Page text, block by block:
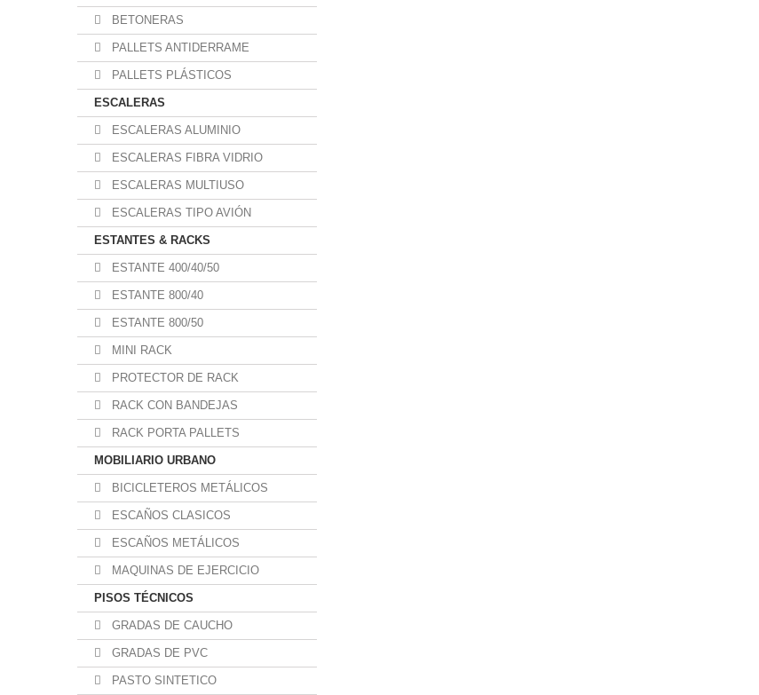
BETONERAS
PALLETS ANTIDERRAME
PALLETS PLÁSTICOS
ESCALERAS
ESCALERAS ALUMINIO
ESCALERAS FIBRA VIDRIO
ESCALERAS MULTIUSO
ESCALERAS TIPO AVIÓN
ESTANTES & RACKS
ESTANTE 400/40/50
ESTANTE 800/40
ESTANTE 800/50
MINI RACK
PROTECTOR DE RACK
RACK CON BANDEJAS
RACK PORTA PALLETS
MOBILIARIO URBANO
BICICLETEROS METÁLICOS
ESCAÑOS CLASICOS
ESCAÑOS METÁLICOS
MAQUINAS DE EJERCICIO
PISOS TÉCNICOS
GRADAS DE CAUCHO
GRADAS DE PVC
PASTO SINTETICO